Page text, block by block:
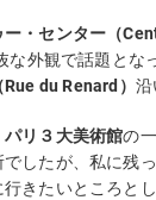
・センター（
な外観で話題とな
du Renard） 沿
パリ３大美術館の
したが、私に残
きたいところと